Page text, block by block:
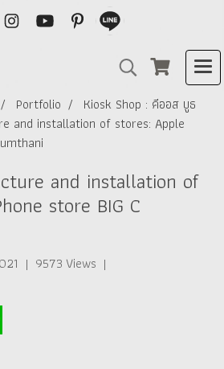
Portfolio
Kiosk Shop : คีออส บูธ
and installation of stores: Apple
and installation of
store BIG C
| 9573 Views |